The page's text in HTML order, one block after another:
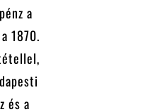
a
1870.
és a